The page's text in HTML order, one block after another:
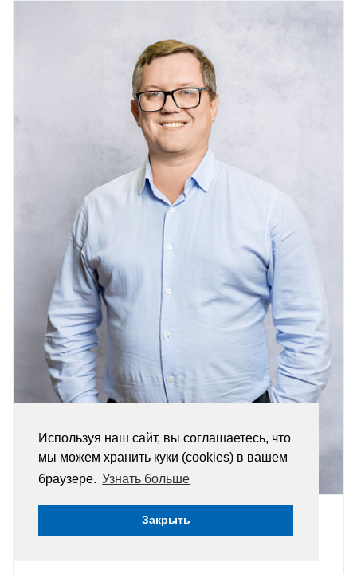
Используя наш сайт, вы соглашаетесь, что
мы можем хранить куки (cookies) в вашем
браузере. Узнать больше
Закрыть
СПЕЦИАЛИСТ ПО КОМПРЕССОРНОМУ ОБОРУДОВАНИЮ